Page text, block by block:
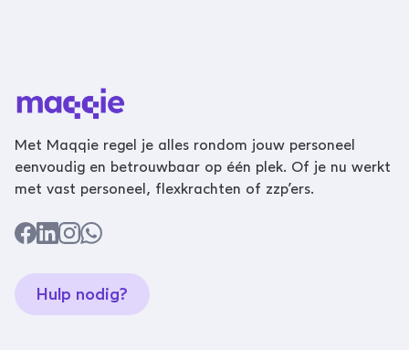
Met Maqqie regel je alles rondom jouw personeel
eenvoudig en betrouwbaar op één plek. Of je nu werkt
met vast personeel, flexkrachten of zzp’ers.
Hulp nodig?